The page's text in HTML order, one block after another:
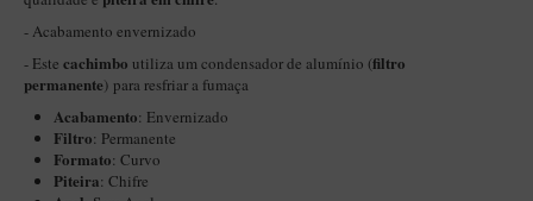
Itália Encerado
Maestro Nacional
Maestro Nacional Encerado
Caboclo - 7 Voltas
Cachimbeco
- Acabamento envernizado
- Este cachimbo utiliza um condensador de alumínio (filtro
permanente) para resfriar a fumaça
Acabamento: Envernizado
Filtro: Permanente
Formato: Curvo
Piteira: Chifre